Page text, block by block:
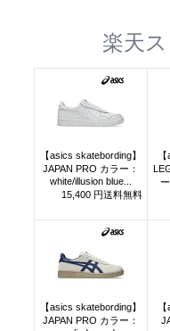
楽天